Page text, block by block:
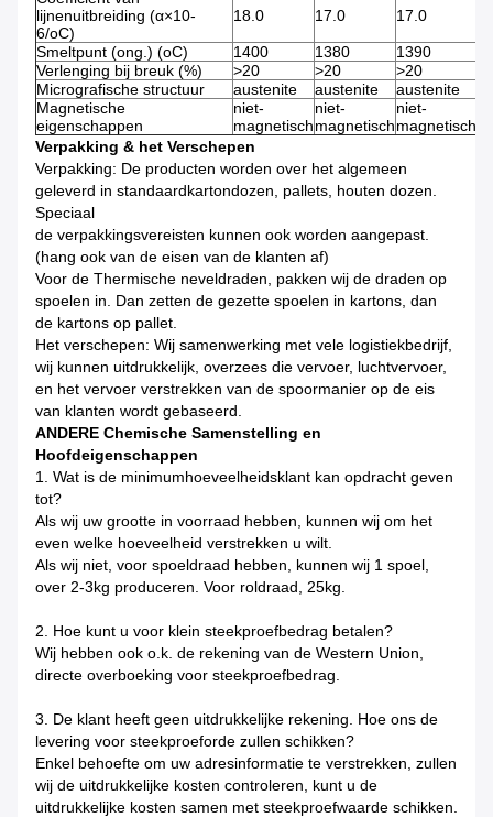
lijnenuitbreiding (α×10-
6/oC)
18.0 17.0 17.0
Smeltpunt (ong.) (oC) 1400 1380 1390
Verlenging bij breuk (%)
>20 >20 >20
Micrografische structuur
austenite austenite austenite
Magnetische
eigenschappen
niet-
magnetisch
niet-
magnetisch
niet-
magnetisch
Verpakking & het Verschepen
Verpakking: De producten worden over het algemeen
geleverd in standaardkartondozen, pallets, houten dozen.
Speciaal
de verpakkingsvereisten kunnen ook worden aangepast.
(hang ook van de eisen van de klanten af)
Voor de Thermische neveldraden, pakken wij de draden op
spoelen in. Dan zetten de gezette spoelen in kartons, dan
de kartons op pallet.
Het verschepen: Wij samenwerking met vele logistiekbedrijf,
wij kunnen uitdrukkelijk, overzees die vervoer, luchtvervoer,
en het vervoer verstrekken van de spoormanier op de eis
van klanten wordt gebaseerd.
ANDERE Chemische Samenstelling en
Hoofdeigenschappen
1. Wat is de minimumhoeveelheidsklant kan opdracht geven
tot?
Als wij uw grootte in voorraad hebben, kunnen wij om het
even welke hoeveelheid verstrekken u wilt.
Als wij niet, voor spoeldraad hebben, kunnen wij 1 spoel,
over 2-3kg produceren. Voor roldraad, 25kg.
2. Hoe kunt u voor klein steekproefbedrag betalen?
Wij hebben ook o.k. de rekening van de Western Union,
directe overboeking voor steekproefbedrag.
3. De klant heeft geen uitdrukkelijke rekening. Hoe ons de
levering voor steekproeforde zullen schikken?
Enkel behoefte om uw adresinformatie te verstrekken, zullen
wij de uitdrukkelijke kosten controleren, kunt u de
uitdrukkelijke kosten samen met steekproefwaarde schikken.